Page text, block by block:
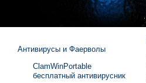
Антивирусы и Фаерволы
ClamWinPortable
бесплатный антивирусник